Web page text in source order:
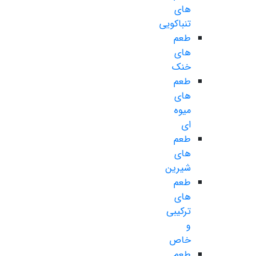
های
تنباکویی
طعم
های
خنک
طعم
های
میوه
ای
طعم
های
شیرین
طعم
های
ترکیبی
و
خاص